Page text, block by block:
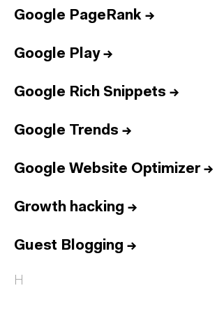
Google PageRank →
Google Play→
Google Rich Snippets →
Google Trends →
Google Website Optimizer→
Growth hacking →
Guest Blogging →
H